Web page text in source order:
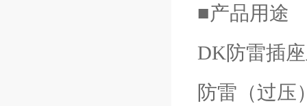
■产品用途
DK防雷插
防雷（过压